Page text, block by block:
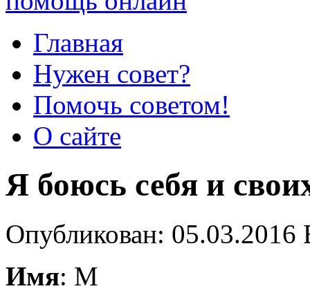
Главная
Нужен совет?
Помочь советом!
О сайте
Я боюсь себя и
Опубликован:
Имя: М